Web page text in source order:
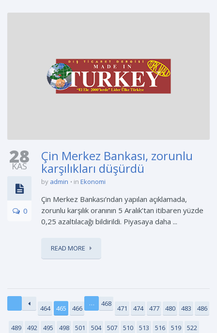
28
KAS
0
Çin Merkez Bankası, zorunlu
karşılıkları düşürdü
by admin in Ekonomi
Çin Merkez Bankası’ndan yapılan açıklamada,
zorunlu karşılık oranının 5 Aralık’tan itibaren yüzde
0,25 azaltılacağı bildirildi. Piyasaya daha ...
READ MORE
464 465 466
… 468
471 474 477 480 483 486
489 492 495 498 501 504 507 510 513 516 519 522